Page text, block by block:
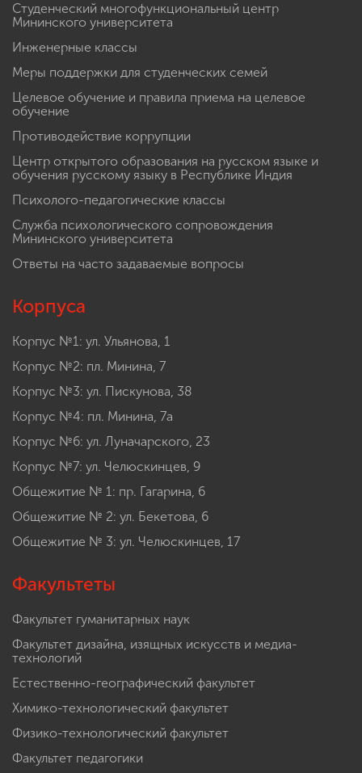
Студенческий многофункциональный центр
Мининского университета
Инженерные классы
Меры поддержки для студенческих семей
Целевое обучение и правила приема на целевое
обучение
Противодействие коррупции
Центр открытого образования на русском языке и
обучения русскому языку в Республике Индия
Психолого-педагогические классы
Служба психологического сопровождения
Мининского университета
Ответы на часто задаваемые вопросы
Корпуса
Корпус №1: ул. Ульянова, 1
Корпус №2: пл. Минина, 7
Корпус №3: ул. Пискунова, 38
Корпус №4: пл. Минина, 7а
Корпус №6: ул. Луначарского, 23
Корпус №7: ул. Челюскинцев, 9
Общежитие № 1: пр. Гагарина, 6
Общежитие № 2: ул. Бекетова, 6
Общежитие № 3: ул. Челюскинцев, 17
Факультеты
Факультет гуманитарных наук
Факультет дизайна, изящных искусств и медиа-
технологий
Естественно-географический факультет
Химико-технологический факультет
Физико-технологический факультет
Факультет педагогики